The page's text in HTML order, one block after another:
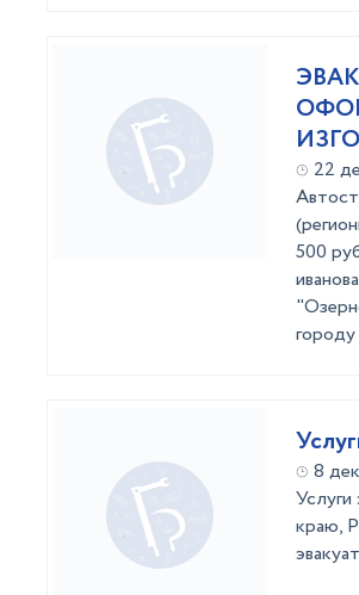
22
500
8
крaю,